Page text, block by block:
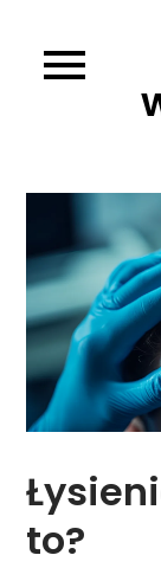
content
to?